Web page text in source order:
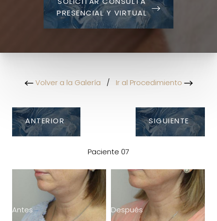
SOLICITAR CONSULTA
PRESENCIAL Y VIRTUAL
Volver a la Galería / Ir al Procedimiento
ANTERIOR
Paciente 07
SIGUIENTE
Antes Después